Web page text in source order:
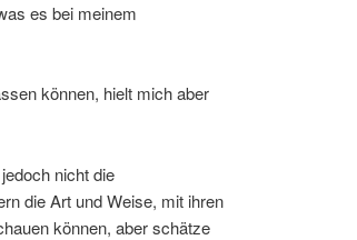
es bei meinem
können, hielt mich aber
nicht die
die Art und Weise, mit ihren
können, aber schätze